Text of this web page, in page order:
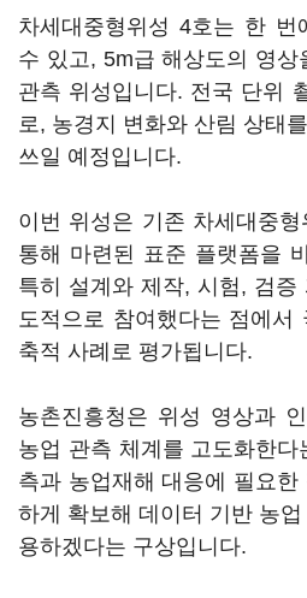
차세대중형위성 4호는 한
수 있고, 5m급 해상도의 영
관측 위성입니다. 전국 단위
로, 농경지 변화와 산림 상태
쓰일 예정입니다.
이번 위성은 기존 차세대중
통해 마련된 표준 플랫폼을
특히 설계와 제작, 시험, 검증
도적으로 참여했다는 점에서
축적 사례로 평가됩니다.
농촌진흥청은 위성 영상과
농업 관측 체계를 고도화한다
측과 농업재해 대응에 필요
하게 확보해 데이터 기반 농
용하겠다는 구상입니다.